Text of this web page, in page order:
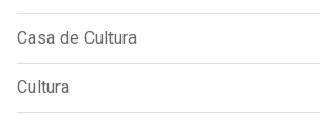
Casa de Cultura
Cultura